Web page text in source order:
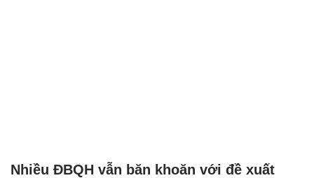
Nhiều ĐBQH vẫn băn khoăn với đề xuất